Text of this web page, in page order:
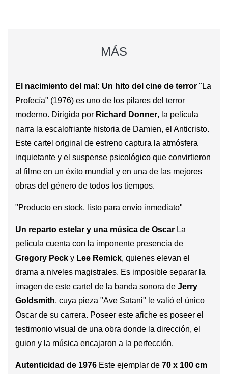
MÁS
El nacimiento del mal: Un hito del cine de terror "La
Profecía" (1976) es uno de los pilares del terror
moderno. Dirigida por Richard Donner, la película
narra la escalofriante historia de Damien, el Anticristo.
Este cartel original de estreno captura la atmósfera
inquietante y el suspense psicológico que convirtieron
al filme en un éxito mundial y en una de las mejores
obras del género de todos los tiempos.
"Producto en stock, listo para envío inmediato"
Un reparto estelar y una música de Oscar La
película cuenta con la imponente presencia de
Gregory Peck y Lee Remick, quienes elevan el
drama a niveles magistrales. Es imposible separar la
imagen de este cartel de la banda sonora de Jerry
Goldsmith, cuya pieza "Ave Satani" le valió el único
Oscar de su carrera. Poseer este afiche es poseer el
testimonio visual de una obra donde la dirección, el
guion y la música encajaron a la perfección.
Autenticidad de 1976 Este ejemplar de 70 x 100 cm